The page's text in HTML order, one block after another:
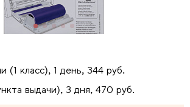
(1 класс), 1 день, 344 руб.
выдачи), 3 дня, 470 руб.